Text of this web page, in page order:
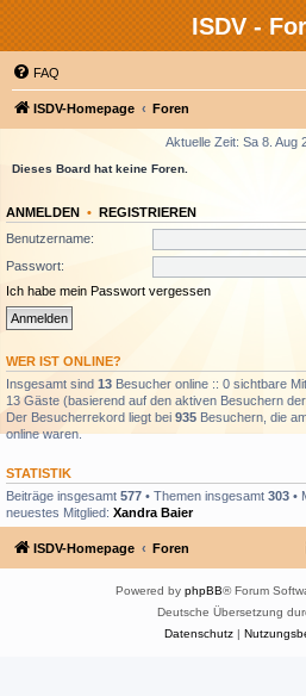
ISDV -
FAQ
ISDV-Homepage Foren
Aktuelle Zeit: Sa 8. Aug
Dieses Board hat keine Foren.
ANMELDEN • REGISTRIEREN
Benutzername:
Passwort:
Ich habe mein Passwort vergessen
WER IST ONLINE?
Insgesamt sind 13 Besucher online :: 0 sichtbare
13 Gäste (basierend auf den aktiven Besuchern
Der Besucherrekord liegt bei 935 Besuchern, die
online waren.
STATISTIK
Beiträge insgesamt 577 • Themen insgesamt 303 •
neuestes Mitglied: Xandra Baier
ISDV-Homepage Foren
Powered by phpBB® Forum
Deutsche Übersetzung
Datenschutz|